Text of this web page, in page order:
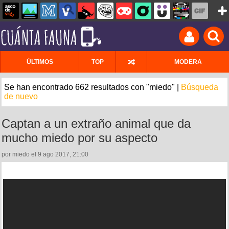
ÚLTIMOS TOP MODERA
Se han encontrado 662 resultados con "miedo" |
Búsqueda
de nuevo
Captan a un extraño animal que da
mucho miedo por su aspecto
por miedo el 9 ago 2017, 21:00